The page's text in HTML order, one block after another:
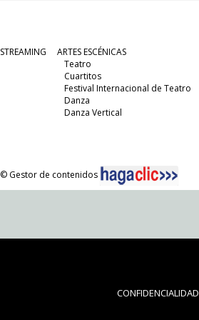
STREAMING
ARTES ESCÉNICAS
Teatro
Cuartitos
Festival Internacional de Teatro
Danza
Danza Vertical
© Gestor de contenidos
CONFIDENCIALIDAD